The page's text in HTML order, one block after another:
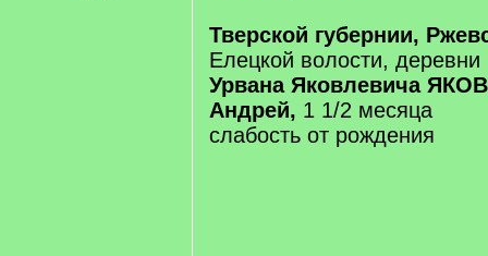
Тверской губернии,
Елецкой волости, деревни
Урвана Яковлевича
Андрей, 1 1/2 месяца
слабость от рождения